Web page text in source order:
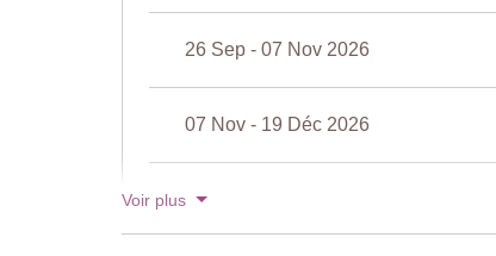
Largeur: 5 mètres
26 Sep - 07 Nov 2026
07 Nov - 19 Déc 2026
19 Déc - 02 Jan 2027
Voir plus